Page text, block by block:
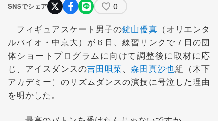
SNSでシェア 0
フィギュアスケート男子の鍵山優真 （オリエンタ
ルバイオ・中京大）が６日、練習リンクで７日の団
体ショートプログラムに向けて調整後に取材に応
じ、アイスダンスの吉田唄菜、森田真沙也組（木下
アカデミー）のリズムダンスの演技に号泣した理由
を明かした。